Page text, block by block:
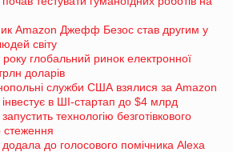
Amazon Джефф Безос став другим у
світу
глобальний ринок електронної
доларів
служби США взялися за Amazon
в ШІ-стартап до $4 млрд
технологію безготівкового
стеження
до голосового помічника Alexa